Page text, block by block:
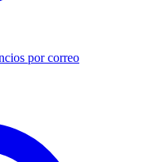
por correo